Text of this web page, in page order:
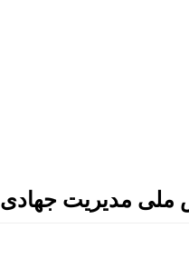
مدیریت جهادی